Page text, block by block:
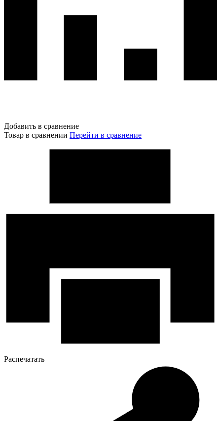
Добавить в сравнение
Товар в сравнении Перейти в сравнение
Распечатать